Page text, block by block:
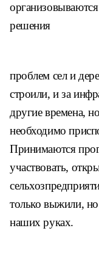
решения
проблем сел и
строили, и за
другиевремена,
необходимо
Принимаются
участвовать,
тольковыжили, но
наших руках.